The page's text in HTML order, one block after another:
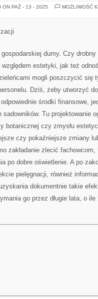
ON PAŹ - 13 - 2025
MOŻLIWOŚĆ
dumy. Czy
względem estetyki, jak też
mogli poszczycić się
Dziś, żeby utworzyć
środki finansowe,
Tu projektowanie
botanicznej czy zmysłu
czy pokaźniejsze zmiany
zakładanie zlecić
po dobre oświetlenie. A po
pielęgnacji, również
dokumentnie takie
go przez długie lata, o